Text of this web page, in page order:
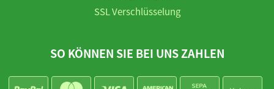
SSL Verschlüsselung
SO KÖNNEN SIE BEI UNS ZAHLEN